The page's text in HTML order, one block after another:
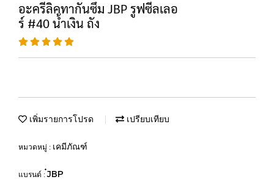
อะครีลิคทากันซึม JBP รูฟซีลเลอ
ร์ #40 น้ำเงิน ถัง
เพิ่มรายการโปรด เปรียบเทียบ
หมวดหมู่ : เคมีภัณฑ์
แบรนด์ :๋JBP